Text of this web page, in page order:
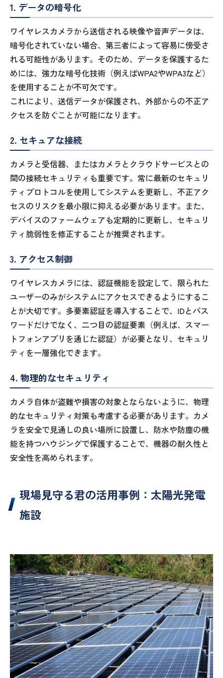
1. データの暗号化
ワイヤレスカメラから送信される映像や音声データは、
暗号化されていない場合、第三者によって容易に傍受さ
れる可能性があります。そのため、データを保護するた
めには、強力な暗号化技術（例えばWPA2やWPA3など）
を使用することが不可欠です。
これにより、送信データが保護され、外部からの不正ア
クセスを防ぐことが可能になります。
2. セキュアな接続
カメラと受信器、またはカメラとクラウドサービスとの
間の接続セキュリティも重要です。常に最新のセキュリ
ティプロトコルを使用してシステムを更新し、不正アク
セスのリスクを最小限に抑える必要があります。また、
デバイスのファームウェアも定期的に更新し、セキュリ
ティ脆弱性を修正することが推奨されます。
3. アクセス制御
ワイヤレスカメラには、認証機能を設定して、限られた
ユーザーのみがシステムにアクセスできるようにするこ
とが大切です。多要素認証を導入することで、IDとパス
ワードだけでなく、二つ目の認証要素（例えば、スマー
トフォンアプリを通じた認証）が必要となり、セキュリ
ティを一層強化できます。
4. 物理的なセキュリティ
カメラ自体が盗難や損害の対象とならないように、物理
的なセキュリティ対策も考慮する必要があります。カメ
ラを安全で見通しの良い場所に設置し、防水や防塵の機
能を持つハウジングで保護することで、機器の耐久性と
安全性を高められます。
現場見守る君の活用事例：太陽光発電
施設